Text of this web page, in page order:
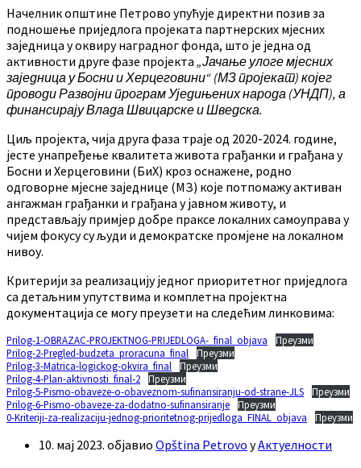
Начелник општине Петрово упућује директни позив за
подношење приједлога пројеката партнерских мјесних
заједница у оквиру наградног фонда, што је једна од
активности друге фазе пројекта „Јачање улоге мјесних
заједница у Босни и Херцеговини“ (МЗ пројекат) којег
проводи Развојни програм Уједињених народа (УНДП), а
финансирају Влада Швицарске и Шведска.
Циљ пројекта, чија друга фаза траје од 2020-2024. године,
јесте унапређење квалитета живота грађанки и грађана у
Босни и Херцеговини (БиХ) кроз оснажене, родно
одговорне мјесне заједнице (МЗ) које потпомажу активан
ангажман грађанки и грађана у јавном животу, и
представљају примјер добре праксе локалних самоуправа у
чијем фокусу су људи и демократске промјене на локалном
нивоу.
Критерији за реализацију једног приоритетног приједлога
са детаљним упутствима и комплетна пројектна
документација се могу преузети на следећим линковима:
Prilog-1-OBRAZAC-PROJEKTNOG-PRIJEDLOGA-_final_objava
Преузми
Prilog-2-Pregled-budzeta_proracuna_final
Преузми
Prilog-3-Matrica-logickog-okvira_final
Преузми
Prilog-4-Plan-aktivnosti_final-2
Преузми
Prilog-5-Pismo-obaveze-o-obaveznom-sufinansiranju-od-strane-JLS
Преузми
Prilog-6-Pismo-obaveze-za-dodatno-sufinansiranje
Преузми
0-Kriteriji-za-realizaciju-jednog-prioritetnog-prijedloga_FINAL_objava
Преузми
10. мај 2023. објавио Opština Petrovo уАктуелности